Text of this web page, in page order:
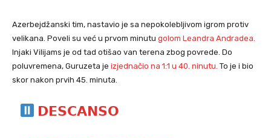
Azerbejdžanski tim, nastavio je sa nepokolebljivom igrom protiv
velikana. Poveli su već u prvom minutu golom Leandra Andradea.
Injaki Vilijams je od tad otišao van terena zbog povrede. Do
poluvremena, Guruzeta je izjednačio na 1:1 u 40. ninutu. To je i bio
skor nakon prvih 45. minuta.
𝗗𝗘𝗦𝗖𝗔𝗡𝗦𝗢